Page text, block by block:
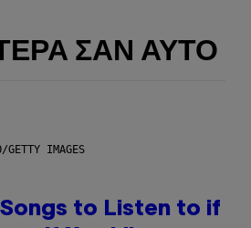
ΣΑΝ ΑΥΤΌ
GETTY IMAGES
to Listen to if